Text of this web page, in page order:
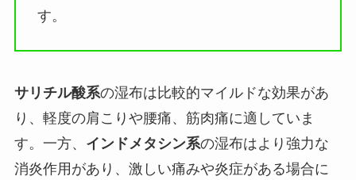
す。
サリチル酸系の湿布は比較的マイルドな効果があ
り、軽度の肩こりや腰痛、筋肉痛に適していま
す。一方、 インドメタシン系の湿布はより強力な
消炎作用があり、激しい痛みや炎症がある場合に